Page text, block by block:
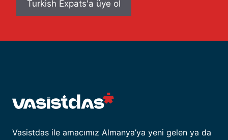
Vasistdas ile amacımız Almanya’ya yeni gelen ya da